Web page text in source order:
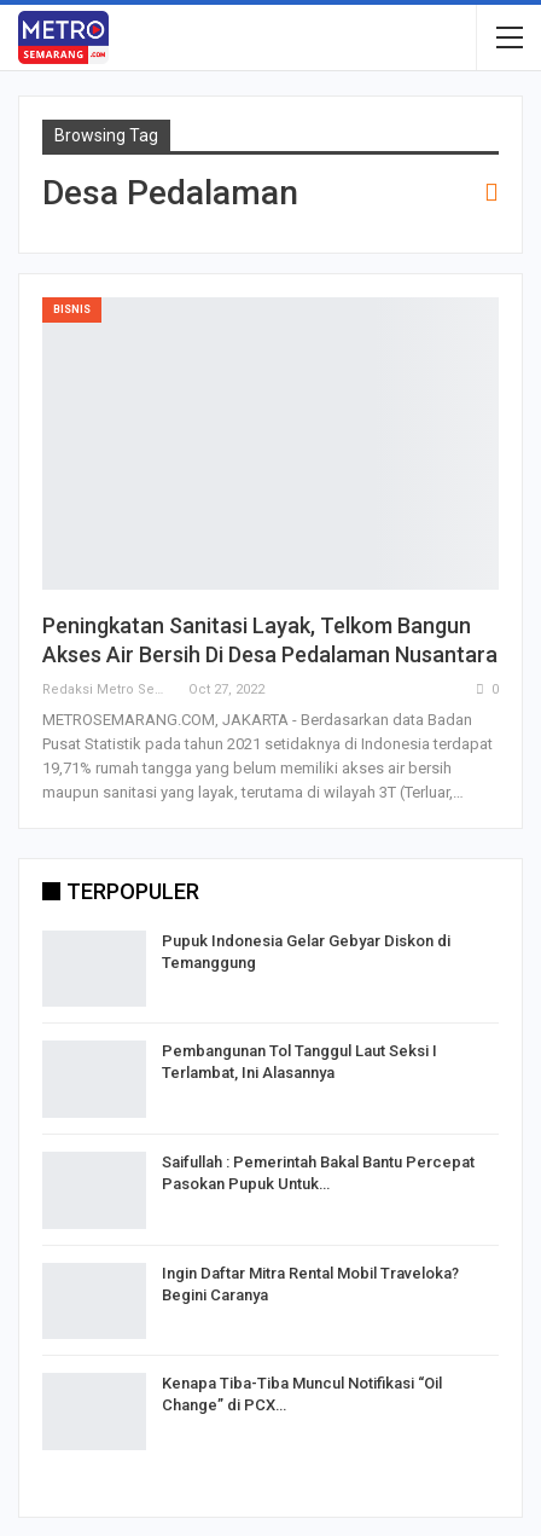
Browsing Tag
Desa Pedalaman
BISNIS
Peningkatan Sanitasi Layak, Telkom Bangun
Akses Air Bersih Di Desa Pedalaman Nusantara
Redaksi Metro Semarang Oct 27, 2022 0
METROSEMARANG.COM, JAKARTA - Berdasarkan data Badan
Pusat Statistik pada tahun 2021 setidaknya di Indonesia terdapat
19,71% rumah tangga yang belum memiliki akses air bersih
maupun sanitasi yang layak, terutama di wilayah 3T (Terluar,…
TERPOPULER
Pupuk Indonesia Gelar Gebyar Diskon di
Temanggung
Pembangunan Tol Tanggul Laut Seksi I
Terlambat, Ini Alasannya
Saifullah : Pemerintah Bakal Bantu Percepat
Pasokan Pupuk Untuk…
Ingin Daftar Mitra Rental Mobil Traveloka?
Begini Caranya
Kenapa Tiba-Tiba Muncul Notifikasi “Oil
Change” di PCX…